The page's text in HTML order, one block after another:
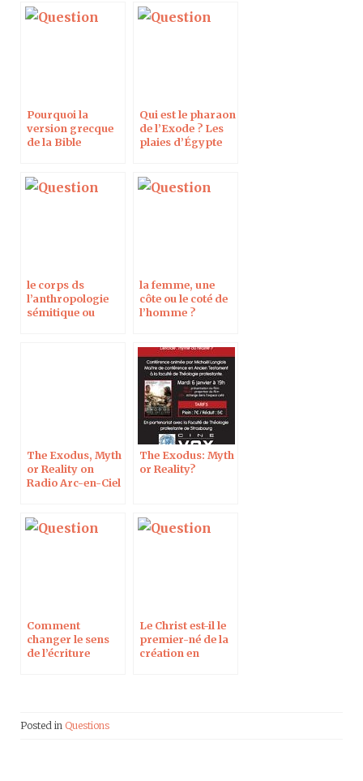
Pourquoi la
version grecque
de la Bible
?
Qui est le pharaon
de l’Exode ? Les
plaies d’Égypte
Santorin ?
le corps ds
l’anthropologie
sémitique ou
la femme, une
côte ou le coté de
l’homme ?
The Exodus, Myth
or Reality on
Radio Arc-en-Ciel
The Exodus: Myth
or Reality?
Comment
changer le sens
de l’écriture
Le Christ est-il le
premier-né de la
création en
Posted in Questions